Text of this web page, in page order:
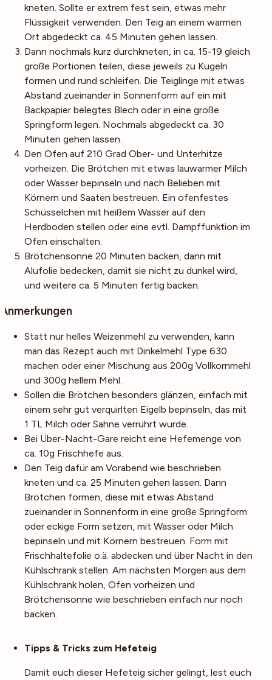
kneten. Sollte er extrem fest sein, etwas mehr
Flüssigkeit verwenden. Den Teig an einem warmen
Ort abgedeckt ca. 45 Minuten gehen lassen.
Dann nochmals kurz durchkneten, in ca. 15-19 gleich
große Portionen teilen, diese jeweils zu Kugeln
formen und rund schleifen. Die Teiglinge mit etwas
Abstand zueinander in Sonnenform auf ein mit
Backpapier belegtes Blech oder in eine große
Springform legen. Nochmals abgedeckt ca. 30
Minuten gehen lassen.
Den Ofen auf 210 Grad Ober- und Unterhitze
vorheizen. Die Brötchen mit etwas lauwarmer Milch
oder Wasser bepinseln und nach Belieben mit
Körnern und Saaten bestreuen. Ein ofenfestes
Schüsselchen mit heißem Wasser auf den
Herdboden stellen oder eine evtl. Dampffunktion im
Ofen einschalten.
Brötchensonne 20 Minuten backen, dann mit
Alufolie bedecken, damit sie nicht zu dunkel wird,
und weitere ca. 5 Minuten fertig backen.
Anmerkungen
Statt nur helles Weizenmehl zu verwenden, kann
man das Rezept auch mit Dinkelmehl Type 630
machen oder einer Mischung aus 200g Vollkornmehl
und 300g hellem Mehl.
Sollen die Brötchen besonders glänzen, einfach mit
einem sehr gut verquirlten Eigelb bepinseln, das mit
1 TL Milch oder Sahne verrührt wurde.
Bei Über-Nacht-Gare reicht eine Hefemenge von
ca. 10g Frischhefe aus.
Den Teig dafür am Vorabend wie beschrieben
kneten und ca. 25 Minuten gehen lassen. Dann
Brötchen formen, diese mit etwas Abstand
zueinander in Sonnenform in eine große Springform
oder eckige Form setzen, mit Wasser oder Milch
bepinseln und mit Körnern bestreuen. Form mit
Frischhaltefolie o.ä. abdecken und über Nacht in den
Kühlschrank stellen. Am nächsten Morgen aus dem
Kühlschrank holen, Ofen vorheizen und
Brötchensonne wie beschrieben einfach nur noch
backen.
Tipps & Tricks zum Hefeteig
Damit euch dieser Hefeteig sicher gelingt, lest euch